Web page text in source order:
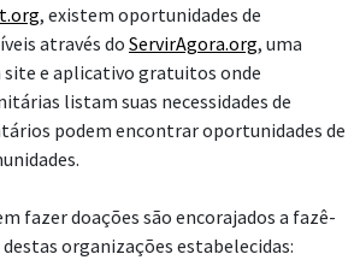
, existem oportunidades de
através do ServirAgora.org, uma
e aplicativo gratuitos onde
listam suas necessidades de
podem encontrar oportunidades de
fazer doações são encorajados a fazê-
organizações estabelecidas: